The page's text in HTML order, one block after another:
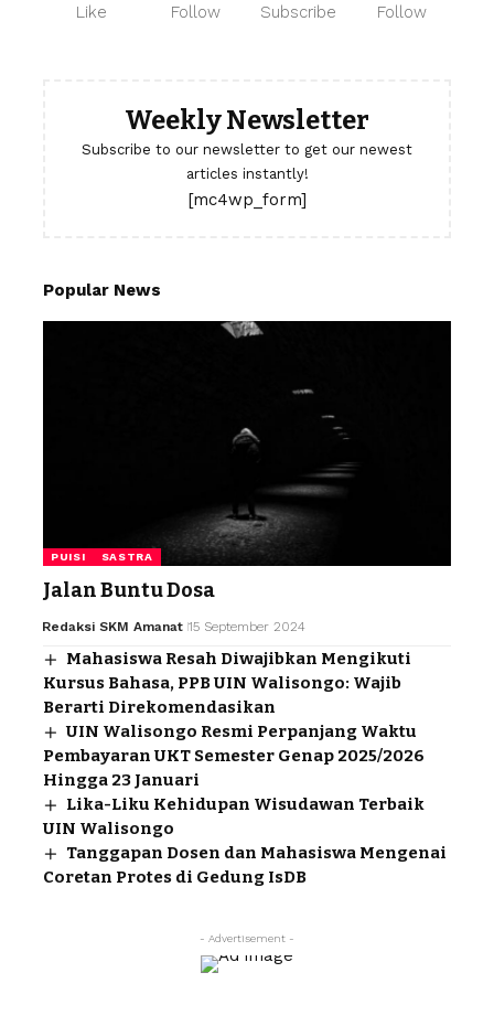
Like Follow Subscribe Follow
Weekly Newsletter
Subscribe to our newsletter to get our newest
articles instantly!
[mc4wp_form]
Popular News
PUISI SASTRA
Jalan Buntu Dosa
Redaksi SKM Amanat 15 September 2024
Mahasiswa Resah Diwajibkan Mengikuti
Kursus Bahasa, PPB UIN Walisongo: Wajib
Berarti Direkomendasikan
UIN Walisongo Resmi Perpanjang Waktu
Pembayaran UKT Semester Genap 2025/2026
Hingga 23 Januari
Lika-Liku Kehidupan Wisudawan Terbaik
UIN Walisongo
Tanggapan Dosen dan Mahasiswa Mengenai
Coretan Protes di Gedung IsDB
- Advertisement -